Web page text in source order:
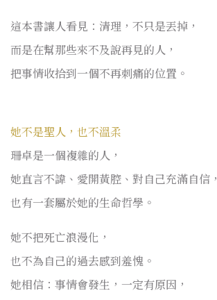
這本書讓人看見：清理，不只是丟掉，
而是在幫那些來不及說再見的人，
把事情收拾到一個不再刺痛的位置。
她不是聖人，也不溫柔
珊卓是一個複雜的人，
她直言不諱、愛開黃腔、對自己充滿自信，
也有一套屬於她的生命哲學。
她不把死亡浪漫化，
也不為自己的過去感到羞愧。
她相信：事情會發生，一定有原因，